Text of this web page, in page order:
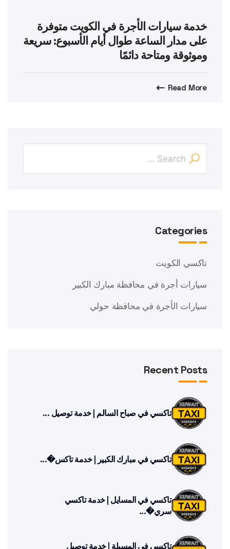
خدمة سيارات الأجرة في الكويت متوفرة
على مدار الساعة طوال أيام الأسبوع: سريعة
وموثوقة ومتاحة دائمًا
Read More
Categories
تاكسي الكويت
سيارات أجرة في محافظة مبارك الكبير
سيارات الأجرة في محافظة حولي
Recent Posts
تاكسي في صباح السالم | خدمة توصيل ...
تاكسي في مبارك الكبير | خدمة تاكس�...
تاكسي في المسايل | خدمة تاكسي
سري�...
تاكسي في المسيلة | خدمة توصيل